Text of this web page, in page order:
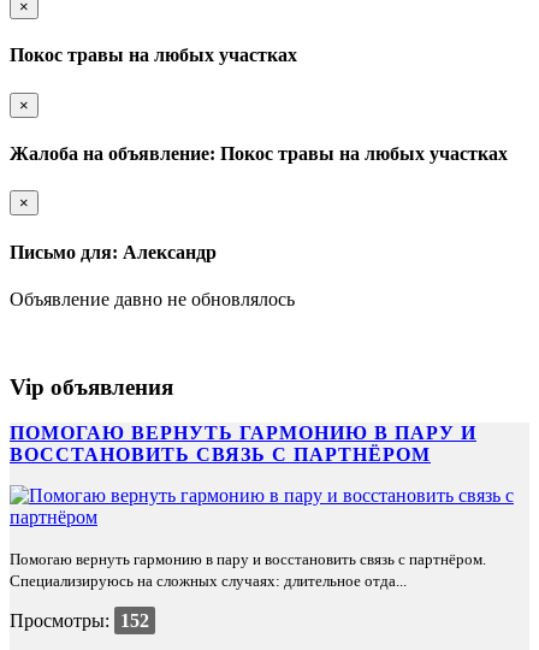
×
Покос травы на любых участках
×
Жалоба на объявление: Покос травы на любых участках
×
Письмо для: Александр
Объявление давно не обновлялось
Vip объявления
ПОМОГАЮ ВЕРНУТЬ ГАРМОНИЮ В ПАРУ И
ВОССТАНОВИТЬ СВЯЗЬ С ПАРТНЁРОМ
Помогаю вернуть гармонию в пару и восстановить связь с партнёром.
Специализируюсь на сложных случаях: длительное отда...
Просмотры:
152